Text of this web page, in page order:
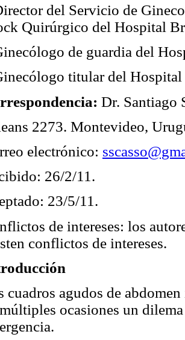
del Servicio de
Quirúrgico del Hospital
de guardia del
titular del
Dr. Santiago
2273. Montevideo,
electrónico:
26/2/11.
23/5/11.
de intereses: los
conflictos de intereses.
cuadros agudos de
ocasiones un